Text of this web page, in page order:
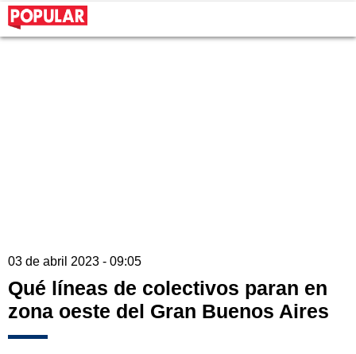
03 de abril 2023 - 09:05
Qué líneas de colectivos paran en
zona oeste del Gran Buenos Aires